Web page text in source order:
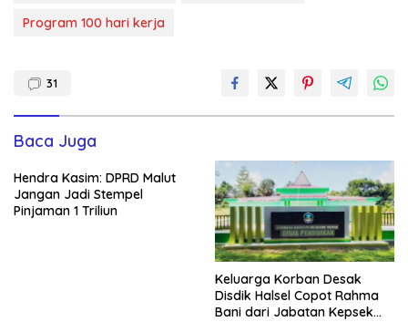
Program 100 hari kerja
31
Baca Juga
Hendra Kasim: DPRD Malut
Jangan Jadi Stempel
Pinjaman 1 Triliun
Keluarga Korban Desak
Disdik Halsel Copot Rahma
Bani dari Jabatan Kepsek